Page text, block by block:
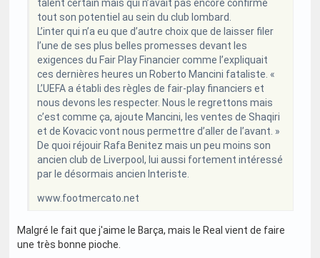
talent certain mais qui n’avait pas encore confirmé
tout son potentiel au sein du club lombard.
L’inter qui n’a eu que d’autre choix que de laisser filer
l’une de ses plus belles promesses devant les
exigences du Fair Play Financier comme l’expliquait
ces dernières heures un Roberto Mancini fataliste. «
L’UEFA a établi des règles de fair-play financiers et
nous devons les respecter. Nous le regrettons mais
c’est comme ça, ajoute Mancini, les ventes de Shaqiri
et de Kovacic vont nous permettre d’aller de l’avant. »
De quoi réjouir Rafa Benitez mais un peu moins son
ancien club de Liverpool, lui aussi fortement intéressé
par le désormais ancien Interiste.
www.footmercato.net
Malgré le fait que j'aime le Barça, mais le Real vient de faire
une très bonne pioche.